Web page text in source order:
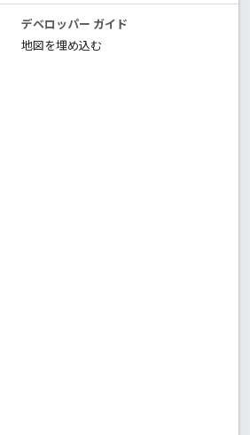
デベロッパー ガイド
地図を埋め込む